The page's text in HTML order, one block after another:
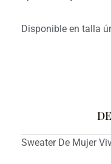
Disponible en talla
Sweater De Mujer